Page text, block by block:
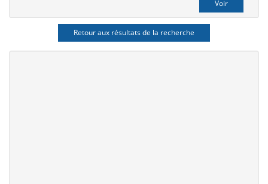
Retour aux résultats de la recherche